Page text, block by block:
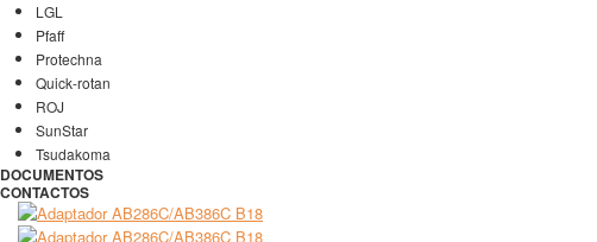
LGL
Pfaff
Protechna
Quick-rotan
ROJ
SunStar
Tsudakoma
DOCUMENTOS
CONTACTOS